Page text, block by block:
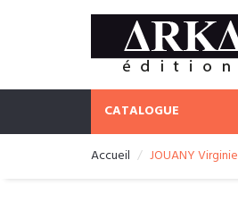
CATALOGUE
Accueil JOUANY Virginie